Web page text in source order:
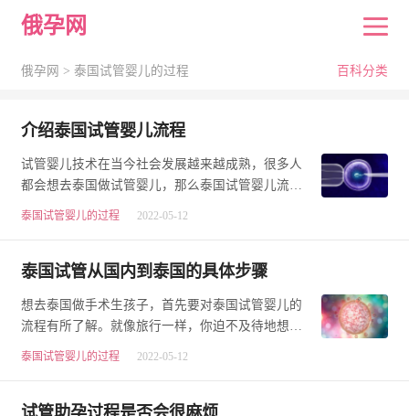
俄孕网
俄孕网 > 泰国试管婴儿的过程 百科分类
介绍泰国试管婴儿流程
试管婴儿技术在当今社会发展越来越成熟，很多人
都会想去泰国做试管婴儿，那么泰国试管婴儿流程
是什么呢?今天试管婴儿专家就为您介绍泰国试管婴
泰国试管婴儿的过程 2022-05-12
泰国试管从国内到泰国的具体步骤
想去泰国做手术生孩子，首先要对泰国试管婴儿的
流程有所了解。就像旅行一样，你迫不及待地想知
道下一次旅行，是否要花钱，要花多少钱。在泰国
泰国试管婴儿的过程 2022-05-12
试管助孕过程是否会很麻烦